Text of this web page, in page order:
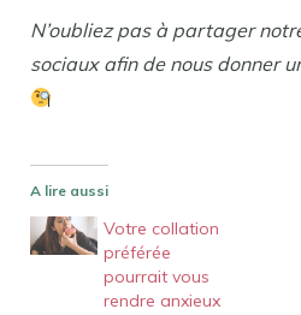
N’oubliez pas à partager
sociaux afin de nous donner
A lire aussi
Votre collation
préférée
pourrait vous
rendre anxieux